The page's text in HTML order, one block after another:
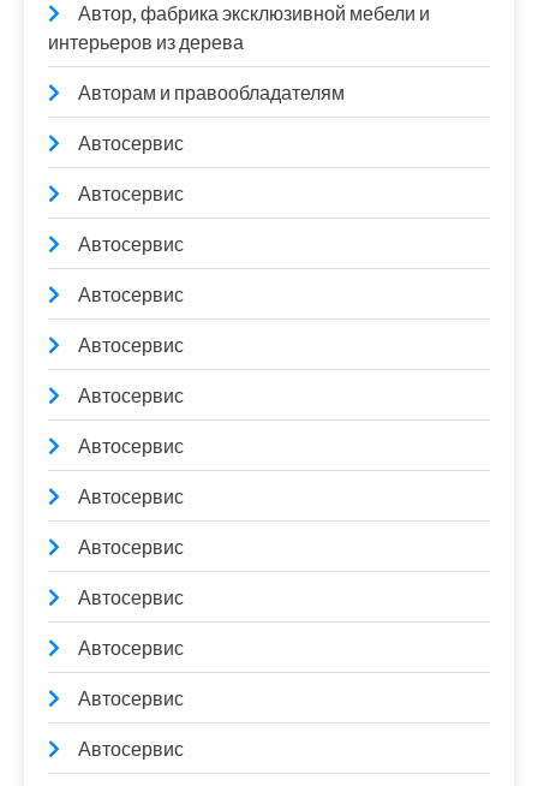
Автор, фабрика эксклюзивной мебели и
интерьеров из дерева
Авторам и правообладателям
Автосервис
Автосервис
Автосервис
Автосервис
Автосервис
Автосервис
Автосервис
Автосервис
Автосервис
Автосервис
Автосервис
Автосервис
Автосервис